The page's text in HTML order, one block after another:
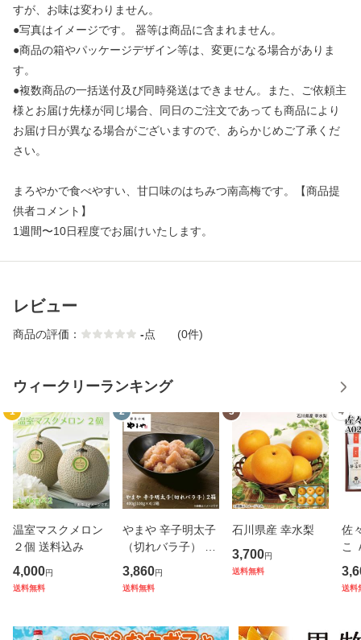
すが、お味は変わりません。
●写真はイメージです。 器等は商品に含まれません。
●商品の箱やパッケージデザイン等は、変更になる場合がありま
す。
●複数商品の一括送付及び同時発送はできません。また、ご依頼主
様とお届け先様が同じ場合、同日のご注文であっても商品により
お届け日が異なる場合がございますので、あらかじめご了承くだ
さい。
まろやかで食べやすい、甘口味のはちみつ南高梅です。【商品提
供者コメント】
1週間〜10日程度でお届けいたします。
レビュー
商品の評価： -点 (0件)
ウィークリーランキング
1
温室マスクメロン
２個 送料込み
4,000円
送料無料
2
やまや 辛子明太子
（切れバラ子） ２
箱
3,860円
送料無料
3
石川県産 幸水梨
3,700円
送料無料
4
佐
こ
送料